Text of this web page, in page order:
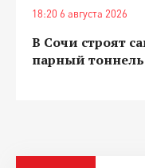
18:20 6 августа 2026
В Сочи строят
парный